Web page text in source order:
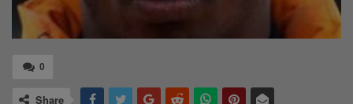
0
Share